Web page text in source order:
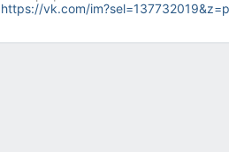
https://vk.com/